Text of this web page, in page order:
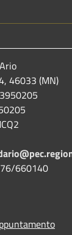
46033 (MN)
660140